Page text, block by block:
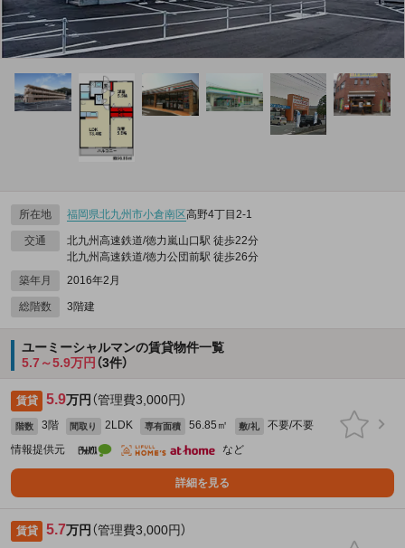
所在地 福岡県北九州市小倉南区高野4丁目2-1
交通
北九州高速鉄道/徳力嵐山口駅 徒歩22分
北九州高速鉄道/徳力公団前駅 徒歩26分
築年月
2016年2月
総階数 3階建
ユーミーシャルマンの賃貸物件一覧
5.7～5.9万円 （3件）
賃貸 5.9万円 （管理費3,000円）
階数 3階 間取り 2LDK 専有面積 56.85㎡ 敷/礼
不要/不要
情報提供元
など
詳細を見る
賃貸 5.7万円 （管理費3,000円）